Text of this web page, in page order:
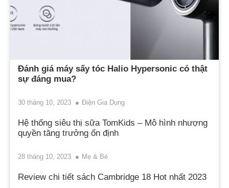
Đánh giá máy sấy tóc Halio Hypersonic có thật
sự đáng mua?
30 tháng 10, 2023 Điện Gia Dụng
Hệ thống siêu thị sữa TomKids – Mô hình nhượng
quyền tăng trưởng ổn định
28 tháng 10, 2023 Mẹ & Bé
Review chi tiết sách Cambridge 18 Hot nhất 2023